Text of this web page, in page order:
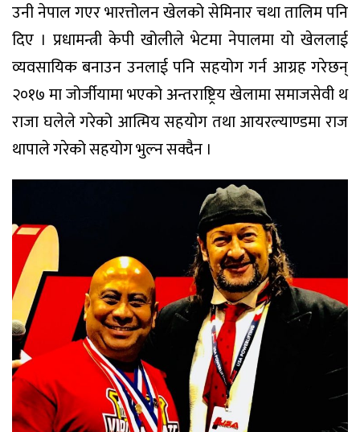
उनी नेपाल गएर भारत्तोलन खेलको सेमिनार चथा तालिम पनि
दिए । प्रधामन्त्री केपी खोलीले भेटमा नेपालमा यो खेललाई
व्यवसायिक बनाउन उनलाई पनि सहयोग गर्न आग्रह गरेछन्
२०१७ मा जोर्जीयामा भएको अन्तराष्ट्रिय खेलामा समाजसेवी थ
राजा घलेले गरेको आत्मिय सहयोग तथा आयरल्याण्डमा राज
थापाले गरेको सहयोग भुल्न सक्दैन ।